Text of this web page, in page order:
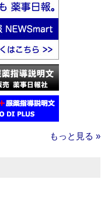
もっと見る »